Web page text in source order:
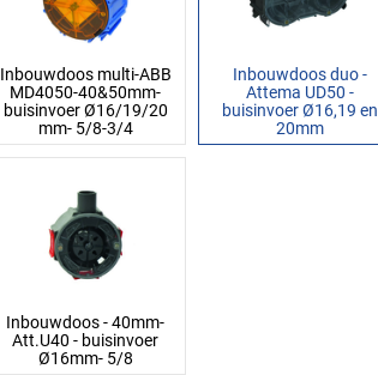
Inbouwdoos multi-ABB
MD4050-40&50mm-
buisinvoer Ø16/19/20
mm- 5/8-3/4
Inbouwdoos duo -
Attema UD50 -
buisinvoer Ø16,19 en
20mm
Inbouwdoos - 40mm-
Att.U40 - buisinvoer
Ø16mm- 5/8